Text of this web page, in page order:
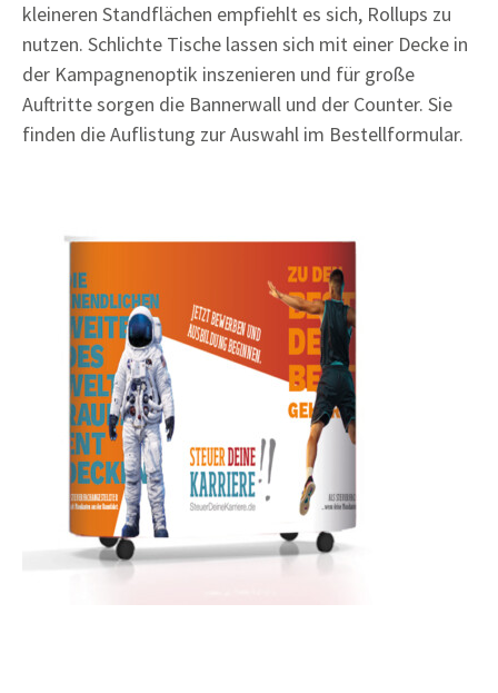
kleineren Standflächen empfiehlt es sich, Rollups zu
nutzen. Schlichte Tische lassen sich mit einer Decke in
der Kampagnenoptik inszenieren und für große
Auftritte sorgen die Bannerwall und der Counter. Sie
finden die Auflistung zur Auswahl im Bestellformular.